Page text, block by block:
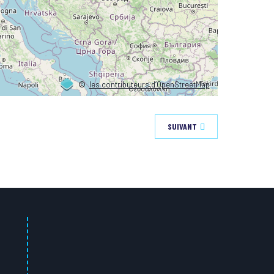
©les contributeurs d’OpenStreetMap
SUIVANT